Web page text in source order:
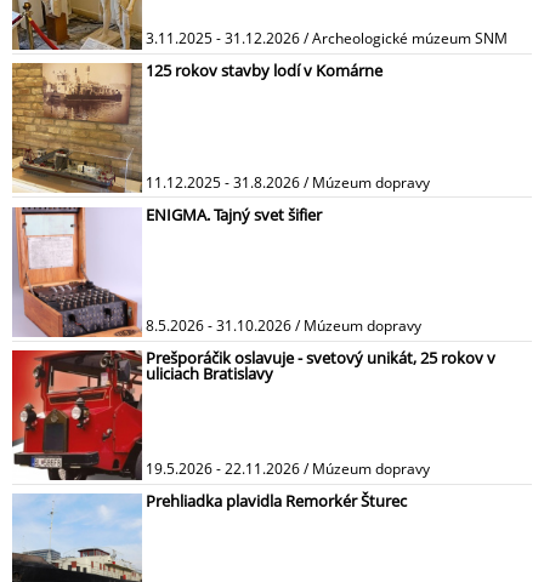
3.11.2025 - 31.12.2026 / Archeologické múzeum SNM
125 rokov stavby lodí v Komárne
11.12.2025 - 31.8.2026 / Múzeum dopravy
ENIGMA. Tajný svet šifier
8.5.2026 - 31.10.2026 / Múzeum dopravy
Prešporáčik oslavuje - svetový unikát, 25 rokov v
uliciach Bratislavy
19.5.2026 - 22.11.2026 / Múzeum dopravy
Prehliadka plavidla Remorkér Šturec